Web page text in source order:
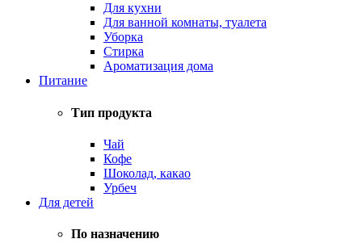
Для кухни
Для ванной комнаты, туалета
Уборка
Стирка
Ароматизация дома
Питание
Тип продукта
Чай
Кофе
Шоколад, какао
Урбеч
Для детей
По назначению